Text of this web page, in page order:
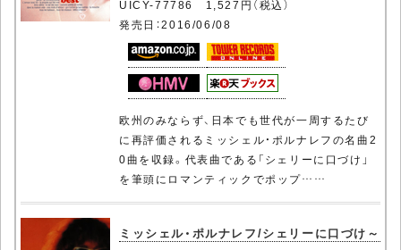
UICY-77786 1,527円（税込）
発売日：2016/06/08
欧州のみならず、日本でも世代が一周するたび
に再評価されるミッシェル・ポルナレフの名曲2
0曲を収録。代表曲である「シェリーに口づけ」
を筆頭にロマンティックでポップ……
ミッシェル・ポルナレフ/シェリーに口づけ～